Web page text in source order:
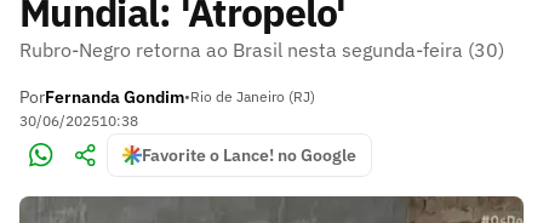
Mundial: 'Atropelo'
Rubro-Negro retorna ao Brasil nesta segunda-feira (30)
PorFernanda Gondim•Rio de Janeiro (RJ)
30/06/202510:38
Favorite o Lance! no Google